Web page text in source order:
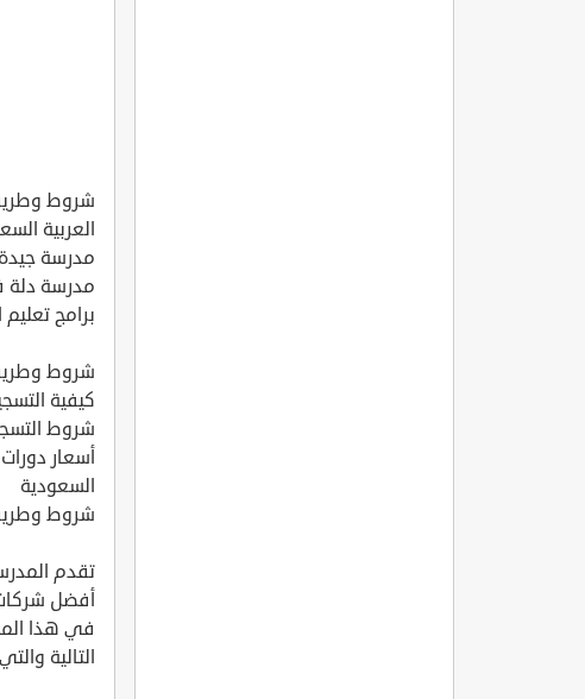
شروط
العربية
مدرسة
مدرسة دلة
برامج تعليم
شروط
كيفية
شروط
أسعار
السعودية
شروط
تقدم
أفضل شركات
في هذا
التالية